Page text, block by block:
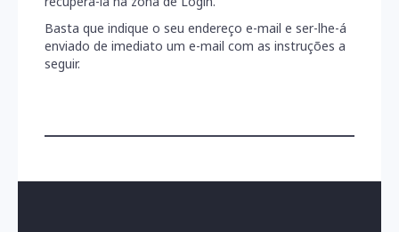
Basta que indique o seu endereço e-mail e ser-lhe-á
enviado de imediato um e-mail com as instruções a
seguir.